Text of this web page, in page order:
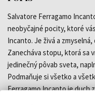
Salvatore Ferragamo
neobyčajné pocity, ktoré
Incanto. Je živá a
Zanecháva stopu, ktorá sa
jedinečný pôvab sveta,
Podmaňuje si všetko a
Ferragamo Incanto je duch